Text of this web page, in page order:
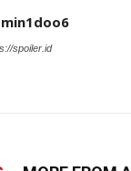
spoiler.id